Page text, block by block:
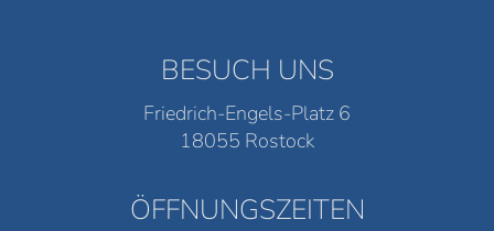
BESUCH UNS
Friedrich-Engels-Platz 6
18055 Rostock
ÖFFNUNGSZEITEN